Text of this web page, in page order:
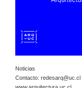
Noticias
Contacto: redesarq@uc.cl